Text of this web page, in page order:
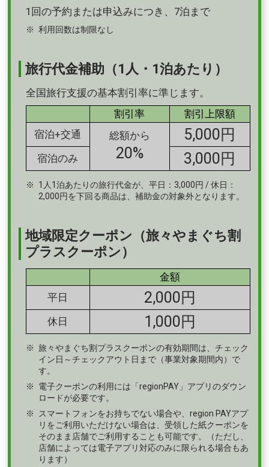
1回の予約または申込みにつき、7泊まで
利用回数は制限なし
旅行代金補助（1人・1泊あたり）
全国旅行支援の基本割引率に準じます。
割引率
割引上限額
宿泊+交通
総額から
20%
5,000円
宿泊のみ 3,000円
1人1泊あたりの旅行代金が、平日：3,000円 / 休日：
2,000円を下回る商品は、補助金の対象外となります。
地域限定クーポン（旅々やまぐち割
プラスクーポン）
金額
平日
2,000円
休日 1,000円
旅々やまぐち割プラスクーポンの有効期間は、チェック
イン日～チェックアウト日まで（事業対象期間内）で
す。
電子クーポンの利用には「regionPAY」アプリのダウン
ロードが必要です。
スマートフォンをお持ちでない場合や、region PAYアプ
リをご利用いただけない場合は、受領した紙クーポンを
そのまま店舗でご利用することも可能です。（ただし、
店舗によっては電子アプリ対応のみに限られる場合もあ
ります）